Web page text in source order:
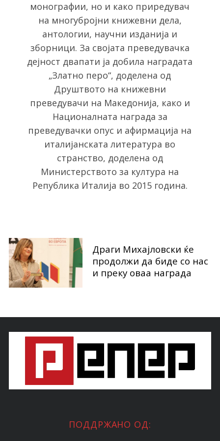
монографии, но и како приредувач
на многубројни книжевни дела,
антологии, научни изданија и
зборници. За својата преведувачка
дејност двапати ја добила наградата
„Златно перо“, доделена од
Друштвото на книжевни
преведувачи на Македонија, како и
Националната награда за
преведувачки опус и афирмација на
италијанската литература во
странство, доделена од
Министерството за култура на
Република Италија во 2015 година.
Драги Михајловски ќе
продолжи да биде со нас
и преку оваа награда
ПОДДРЖАНО ОД:
a
r
h
o